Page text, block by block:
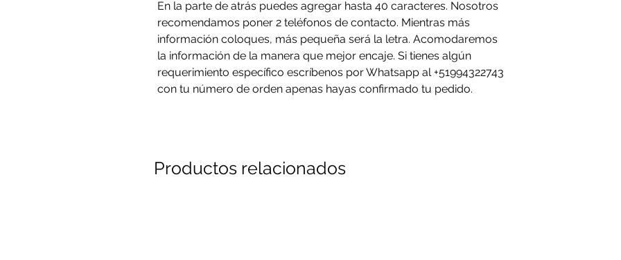
En la parte de atrás puedes agregar hasta 40 caracteres. Nosotros
recomendamos poner 2 teléfonos de contacto. Mientras más
información coloques, más pequeña será la letra. Acomodaremos
la información de la manera que mejor encaje. Si tienes algún
requerimiento específico escríbenos por Whatsapp al +51994322743
con tu número de orden apenas hayas confirmado tu pedido.
Productos relacionados